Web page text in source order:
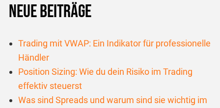
Neue Beiträge
Trading mit VWAP: Ein Indikator für professionelle
Händler
Position Sizing: Wie du dein Risiko im Trading
effektiv steuerst
Was sind Spreads und warum sind sie wichtig im